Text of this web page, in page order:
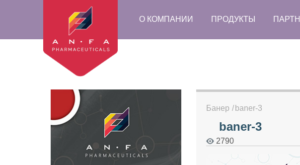
О КОМПАНИИ ПРОДУКТЫ
Банер baner-3
baner-3
2790